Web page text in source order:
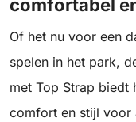
comfortabel
Of het nu voor een
spelen in het park,
met Top Strap biedt
comfort en stijl voor